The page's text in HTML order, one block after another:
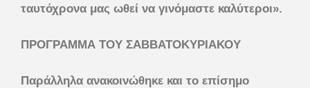
ταυτόχρονα μας ωθεί να γινόμαστε καλύτεροι».
ΠΡΟΓΡΑΜΜΑ ΤΟΥ ΣΑΒΒΑΤΟΚΥΡΙΑΚΟΥ
Παράλληλα ανακοινώθηκε και το επίσημο